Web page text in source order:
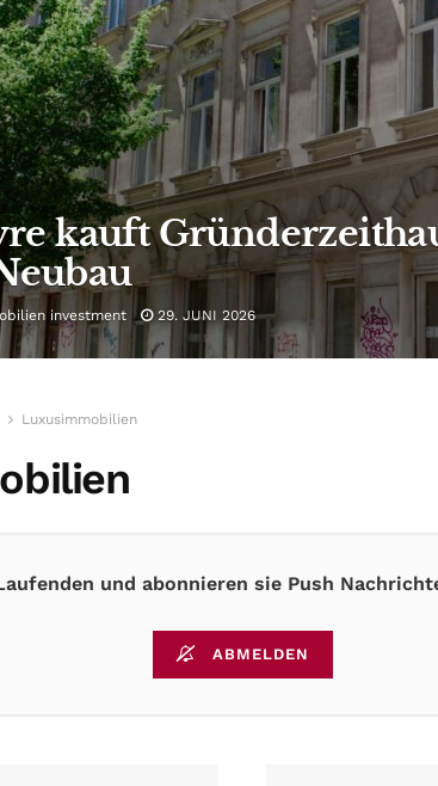
kauft
investment 29. JUNI 2026
Luxusimmobilien
und abonnieren sie Push
ABMELDEN